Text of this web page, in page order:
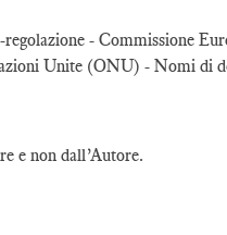
- Commissione
Unite (ONU) - Nomi di
e non dall’Autore.